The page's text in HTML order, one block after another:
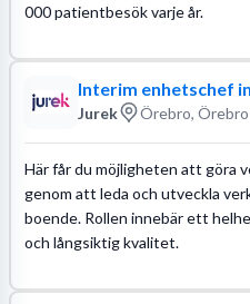
000 patientbesök varje år.
Interim enhetschef
Jurek Örebro, Örebro
Här får du möjligheten att göra
genom att leda och utveckla
boende. Rollen innebär ett
och långsiktig kvalitet.